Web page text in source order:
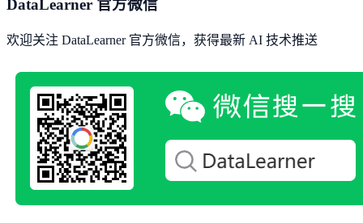
DataLearner 官方微信
欢迎关注 DataLearner 官方微信，获得最新 AI 技术推送